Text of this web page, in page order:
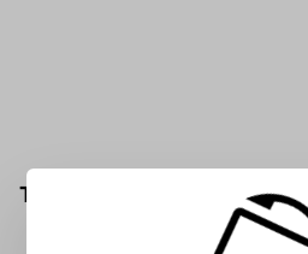
Type US English + Cyrillic